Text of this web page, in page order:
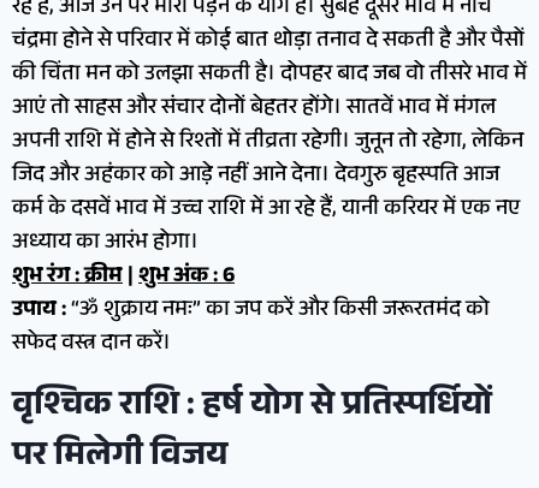
रहे हैं, आज उन पर भारी पड़ने के योग हैं। सुबह दूसरे भाव में नीच
चंद्रमा होने से परिवार में कोई बात थोड़ा तनाव दे सकती है और पैसों
की चिंता मन को उलझा सकती है। दोपहर बाद जब वो तीसरे भाव में
आएं तो साहस और संचार दोनों बेहतर होंगे। सातवें भाव में मंगल
अपनी राशि में होने से रिश्तों में तीव्रता रहेगी। जुनून तो रहेगा, लेकिन
जिद और अहंकार को आड़े नहीं आने देना। देवगुरु बृहस्पति आज
कर्म के दसवें भाव में उच्च राशि में आ रहे हैं, यानी करियर में एक नए
अध्याय का आरंभ होगा।
शुभ रंग : क्रीम|शुभ अंक : 6
उपाय :“ॐ शुक्राय नमः” का जप करें और किसी जरूरतमंद को
सफेद वस्त्र दान करें।
वृश्चिक राशि : हर्ष योग से प्रतिस्पर्धियों
पर मिलेगी विजय